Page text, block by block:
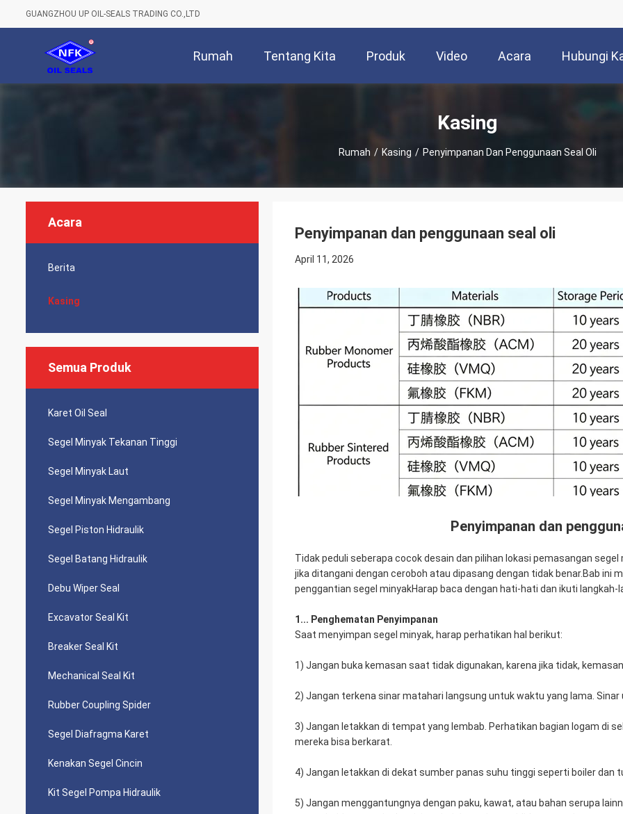
GUANGZHOU UP OIL-SEALS TRADING CO.,LTD
Rumah Tentang Kita Produk Video Acara Hubungi
Kasing
Rumah / Kasing / Penyimpanan Dan Penggunaan Seal Oli
Acara
Berita
Kasing
Semua Produk
Karet Oil Seal
Segel Minyak Tekanan Tinggi
Segel Minyak Laut
Segel Minyak Mengambang
Segel Piston Hidraulik
Segel Batang Hidraulik
Debu Wiper Seal
Excavator Seal Kit
Breaker Seal Kit
Mechanical Seal Kit
Rubber Coupling Spider
Segel Diafragma Karet
Kenakan Segel Cincin
Kit Segel Pompa Hidraulik
Penyimpanan dan penggunaan seal oli
April 11, 2026
Penyimpanan dan
Tidak peduli seberapa cocok desain dan pilihan lokasi pemasangan
jika ditangani dengan ceroboh atau dipasang dengan tidak benar.Bab ini
penggantian segel minyakHarap baca dengan hati-hati dan ikuti
1... Penghematan Penyimpanan
Saat menyimpan segel minyak, harap perhatikan hal berikut:
1) Jangan buka kemasan saat tidak digunakan, karena jika tidak,
2) Jangan terkena sinar matahari langsung untuk waktu yang lama.
3) Jangan letakkan di tempat yang lembab. Perhatikan bagian logam di
mereka bisa berkarat.
4) Jangan letakkan di dekat sumber panas suhu tinggi seperti boiler dan
5) Jangan menggantungnya dengan paku, kawat, atau bahan serupa